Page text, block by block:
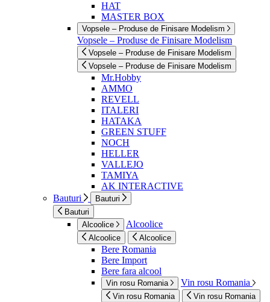
HAT
MASTER BOX
Vopsele – Produse de Finisare Modelism
Vopsele – Produse de Finisare Modelism
Vopsele – Produse de Finisare Modelism
Vopsele – Produse de Finisare Modelism
Mr.Hobby
AMMO
REVELL
ITALERI
HATAKA
GREEN STUFF
NOCH
HELLER
VALLEJO
TAMIYA
AK INTERACTIVE
Bauturi
Bauturi
Bauturi
Alcoolice
Alcoolice
Alcoolice Alcoolice
Bere Romania
Bere Import
Bere fara alcool
Vin rosu Romania Vin rosu Romania
Vin rosu Romania Vin rosu Romania